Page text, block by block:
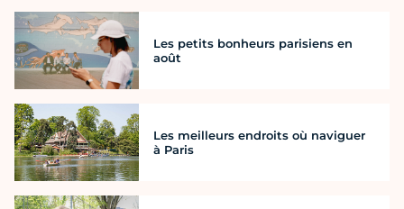
Les petits bonheurs parisiens en
août
Les meilleurs endroits où naviguer
à Paris